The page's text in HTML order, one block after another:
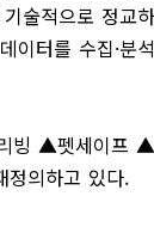
술적으로 정교
터를 수집·분
빙 ▲펫세이프
의하고 있다.